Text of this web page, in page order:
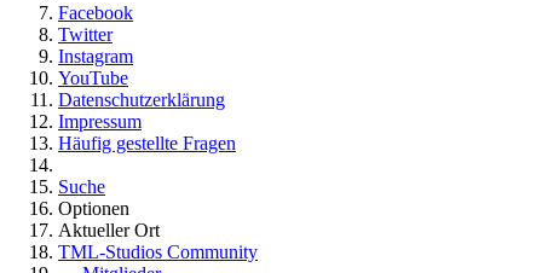
Facebook
Twitter
Instagram
YouTube
Datenschutzerklärung
Impressum
Häufig gestellte Fragen
Suche
Optionen
Aktueller Ort
TML-Studios Community